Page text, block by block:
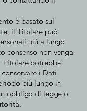
è basato sul
il Titolare può
più a lungo
consenso non venga
Titolare potrebbe
i Dati
più lungo in
obbligo di legge o